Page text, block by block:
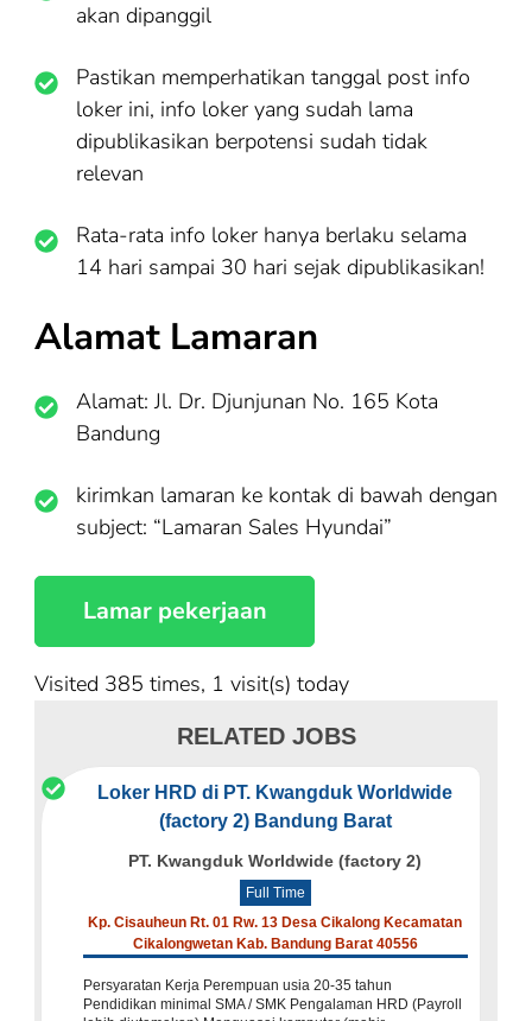
akan dipanggil
Pastikan memperhatikan tanggal post info
loker ini, info loker yang sudah lama
dipublikasikan berpotensi sudah tidak
relevan
Rata-rata info loker hanya berlaku selama
14 hari sampai 30 hari sejak dipublikasikan!
Alamat Lamaran
Alamat: Jl. Dr. Djunjunan No. 165 Kota
Bandung
kirimkan lamaran ke kontak di bawah dengan
subject: “Lamaran Sales Hyundai”
Visited 385 times, 1 visit(s) today
RELATED JOBS
Loker HRD di PT. Kwangduk Worldwide
(factory 2) Bandung Barat
PT. Kwangduk Worldwide (factory 2)
Full Time
Kp. Cisauheun Rt. 01 Rw. 13 Desa Cikalong Kecamatan
Cikalongwetan Kab. Bandung Barat 40556
Persyaratan Kerja Perempuan usia 20-35 tahun
Pendidikan minimal SMA / SMK Pengalaman HRD (Payroll